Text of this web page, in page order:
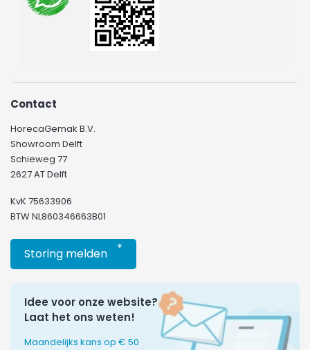
Contact
HorecaGemak B.V.
Showroom Delft
Schieweg 77
2627 AT Delft
KvK 75633906
BTW NL860346663B01
Storing melden *
Idee voor onze website?
Laat het ons weten!
Maandelijks kans op € 50